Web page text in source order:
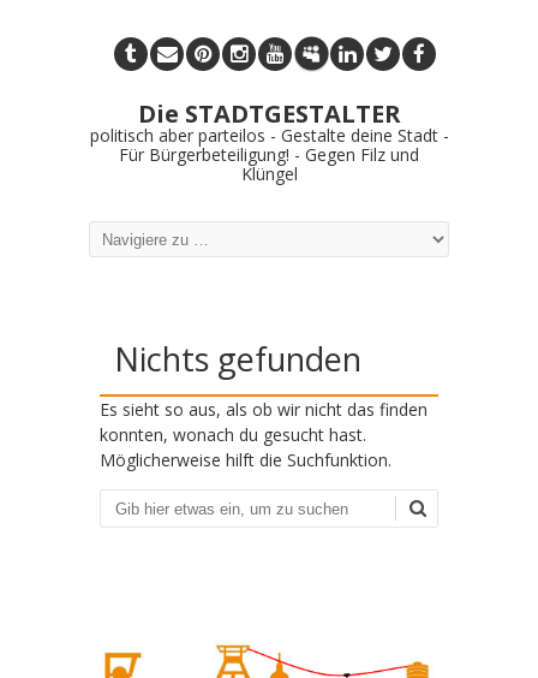
Die STADTGESTALTER
politisch aber parteilos - Gestalte deine Stadt -
Für Bürgerbeteiligung! - Gegen Filz und
Klüngel
Nichts gefunden
Es sieht so aus, als ob wir nicht das finden
konnten, wonach du gesucht hast.
Möglicherweise hilft die Suchfunktion.
Suchen